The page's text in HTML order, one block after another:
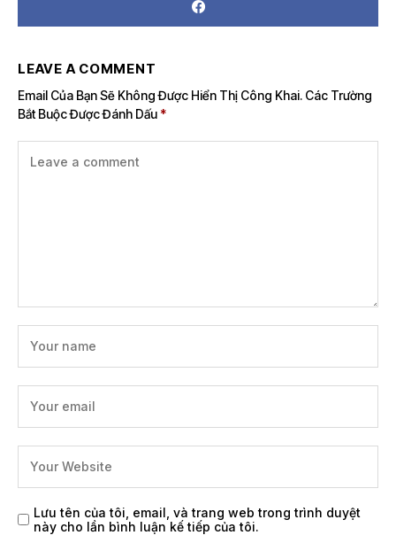
LEAVE A COMMENT
Email Của Bạn Sẽ Không Được Hiển Thị Công Khai. Các Trường
Bắt Buộc Được Đánh Dấu *
Lưu tên của tôi, email, và trang web trong trình duyệt
này cho lần bình luận kế tiếp của tôi.